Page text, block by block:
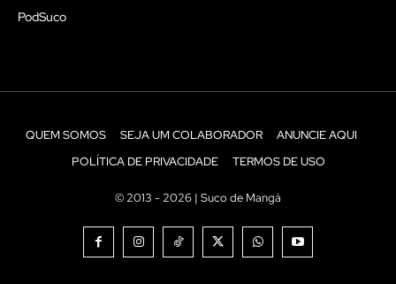
PodSuco
QUEM SOMOS SEJA UM COLABORADOR
ANUNCIE AQUI
POLÍTICA DE PRIVACIDADE
TERMOS DE USO
© 2013 - 2026 | Suco de Mangá